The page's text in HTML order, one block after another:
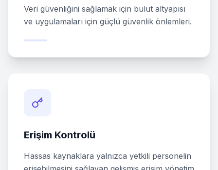
Veri güvenliğini sağlamak için bulut altyapısı
ve uygulamaları için güçlü güvenlik önlemleri.
Erişim Kontrolü
Hassas kaynaklara yalnızca yetkili personelin